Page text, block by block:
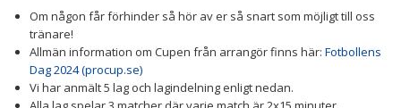
Om någon får förhinder så hör av er så snart som möjligt till oss
tränare!
Allmän information om Cupen från arrangör finns här: Fotbollens
Dag 2024 (procup.se)
Vi har anmält 5 lag och lagindelning enligt nedan.